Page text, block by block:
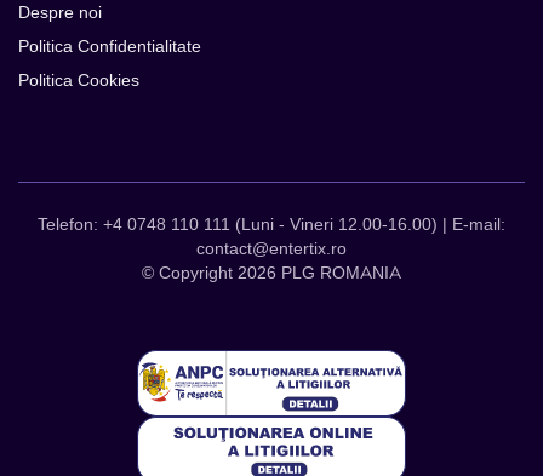
Despre noi
Politica Confidentialitate
Politica Cookies
Telefon: +4 0748 110 111 (Luni - Vineri 12.00-16.00) | E-mail:
contact@entertix.ro
© Copyright 2026 PLG ROMANIA